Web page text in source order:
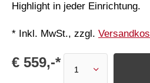
Highlight in jeder Einrichtung.
* Inkl. MwSt., zzgl.
€ 559,-*